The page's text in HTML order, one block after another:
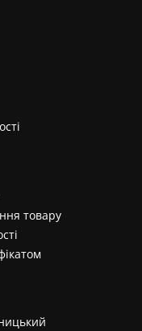
товару